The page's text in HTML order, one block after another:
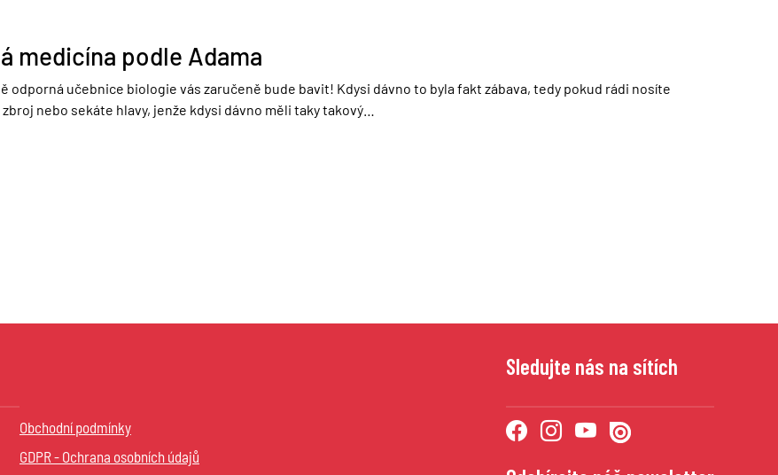
medicína podle Adama
odporná učebnice biologie vás zaručeně bude bavit! Kdysi dávno to byla fakt zábava, tedy pokud rádi nosíte
nebo sekáte hlavy, jenže kdysi dávno měli taky takový…
Obchodní podmínky
GDPR - Ochrana osobních údajů
Sledujte nás na sítích